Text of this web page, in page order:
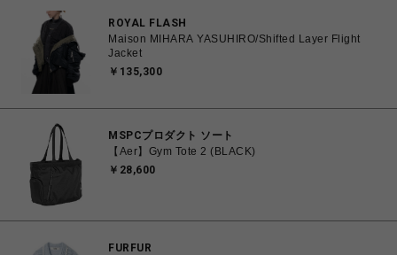
ROYAL FLASH
Maison MIHARA YASUHIRO/Shifted Layer Flight
Jacket
￥135,300
MSPCプロダクト ソート
【Aer】Gym Tote 2 (BLACK)
￥28,600
FURFUR